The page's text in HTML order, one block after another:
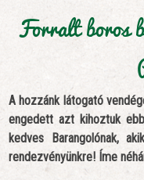
Forralt boros
A hozzánk látogató
engedett azt kihoztuk
kedves Barangolónak,
rendezvényünkre! Íme